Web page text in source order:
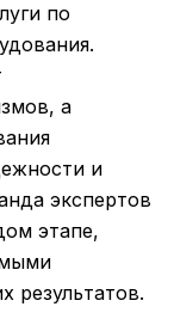
по
а
и
экспертов
этапе,
результатов.